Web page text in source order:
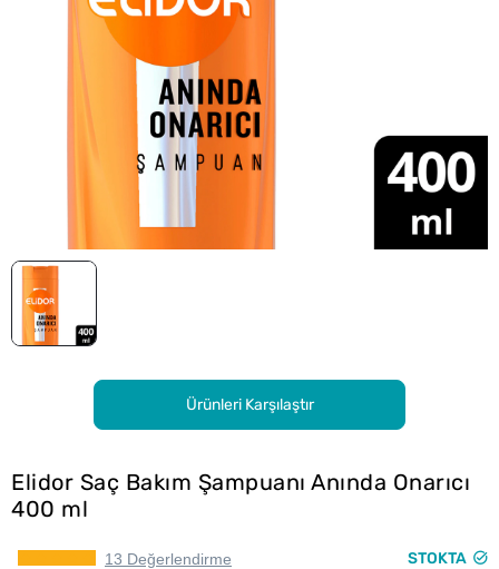
Ürünleri Karşılaştır
Elidor Saç Bakım Şampuanı Anında Onarıcı
400 ml
13 Değerlendirme STOKTA